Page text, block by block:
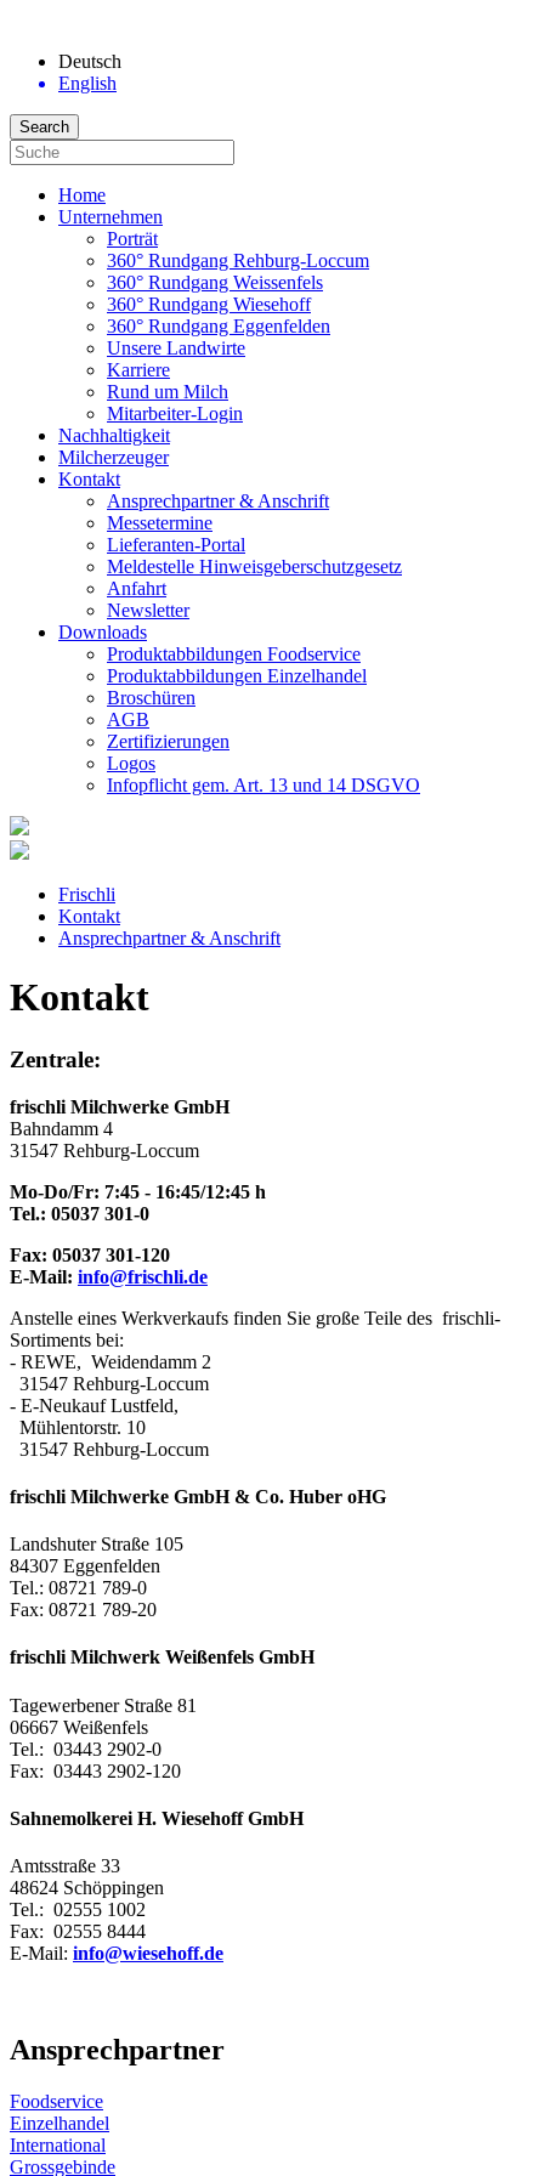
Deutsch
English
Home
Unternehmen
Porträt
360° Rundgang Rehburg-Loccum
360° Rundgang Weissenfels
360° Rundgang Wiesehoff
360° Rundgang Eggenfelden
Unsere Landwirte
Karriere
Rund um Milch
Mitarbeiter-Login
Nachhaltigkeit
Milcherzeuger
Kontakt
Ansprechpartner & Anschrift
Messetermine
Lieferanten-Portal
Meldestelle Hinweisgeberschutzgesetz
Anfahrt
Newsletter
Downloads
Produktabbildungen Foodservice
Produktabbildungen Einzelhandel
Broschüren
AGB
Zertifizierungen
Logos
Infopflicht gem. Art. 13 und 14 DSGVO
Frischli
Kontakt
Ansprechpartner & Anschrift
Kontakt
Zentrale:
frischli Milchwerke GmbH
Bahndamm 4
31547 Rehburg-Loccum
Mo-Do/Fr: 7:45 - 16:45/12:45 h
Tel.: 05037 301-0
Fax: 05037 301-120
E-Mail: info@frischli.de
Anstelle eines Werkverkaufs finden Sie große Teile des frischli-
Sortiments bei:
- REWE, Weidendamm 2
31547 Rehburg-Loccum
- E-Neukauf Lustfeld,
Mühlentorstr. 10
31547 Rehburg-Loccum
frischli Milchwerke GmbH & Co. Huber oHG
Landshuter Straße 105
84307 Eggenfelden
Tel.: 08721 789-0
Fax: 08721 789-20
frischli Milchwerk Weißenfels GmbH
Tagewerbener Straße 81
06667 Weißenfels
Tel.: 03443 2902-0
Fax: 03443 2902-120
Sahnemolkerei H. Wiesehoff GmbH
Amtsstraße 33
48624 Schöppingen
Tel.: 02555 1002
Fax: 02555 8444
E-Mail: info@wiesehoff.de
Ansprechpartner
Foodservice
Einzelhandel
International
Grossgebinde